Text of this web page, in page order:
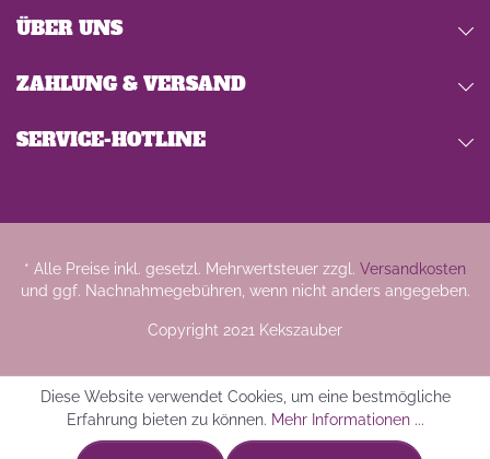
SERVICE-HOTLINE
ÜBER UNS
ZAHLUNG & VERSAND
* Alle Preise inkl. gesetzl. Mehrwertsteuer zzgl. Versandkosten
und ggf. Nachnahmegebühren, wenn nicht anders angegeben.
Copyright 2021 Kekszauber
Diese Website verwendet Cookies, um eine bestmögliche
Erfahrung bieten zu können. Mehr Informationen ...